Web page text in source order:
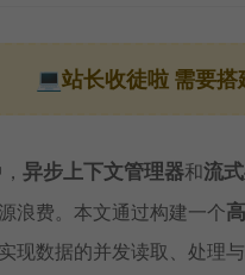
💻站长收徒啦 需要搭
异步上下文管理器和流
浪费。本文通过构建一个
现数据的并发读取、处理与